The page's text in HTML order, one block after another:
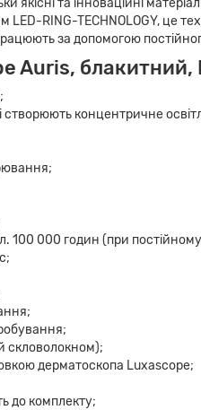
RING-TECHNOLOGY, це
за допомогою
Auris, блакитний,
створюють концентричне
100 000 годин (при
скловолокном);
дерматоскопа Luxascope;
до комплекту;